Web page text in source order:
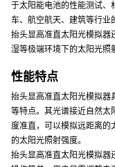
于太阳能电池的性能测试、
车、航空航天、建筑等行业
抬头显高准直太阳光模拟器
湿等极端环境下的太阳光照
性能特点
抬头显高准直太阳光模拟器
等特点。其光谱接近自然太
度准直，可以模拟远距离的
的太阳光照射强度。
抬头显高准直太阳光模拟器